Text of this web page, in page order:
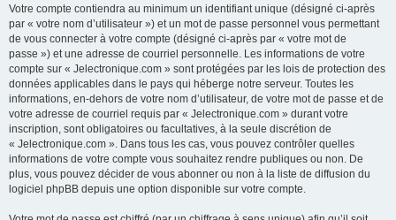
Votre compte contiendra au minimum un identifiant unique (désigné ci-après
par « votre nom d’utilisateur ») et un mot de passe personnel vous permettant
de vous connecter à votre compte (désigné ci-après par « votre mot de
passe ») et une adresse de courriel personnelle. Les informations de votre
compte sur « Jelectronique.com » sont protégées par les lois de protection des
données applicables dans le pays qui héberge notre serveur. Toutes les
informations, en-dehors de votre nom d’utilisateur, de votre mot de passe et de
votre adresse de courriel requis par « Jelectronique.com » durant votre
inscription, sont obligatoires ou facultatives, à la seule discrétion de
« Jelectronique.com ». Dans tous les cas, vous pouvez contrôler quelles
informations de votre compte vous souhaitez rendre publiques ou non. De
plus, vous pouvez décider de vous abonner ou non à la liste de diffusion du
logiciel phpBB depuis une option disponible sur votre compte.